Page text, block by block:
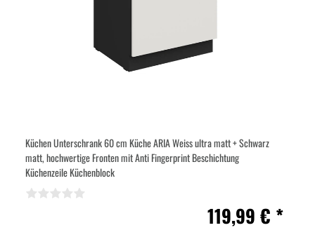
Küchen Unterschrank 60 cm Küche ARIA Weiss ultra matt + Schwarz
matt, hochwertige Fronten mit Anti Fingerprint Beschichtung
Küchenzeile Küchenblock
119,99 € *